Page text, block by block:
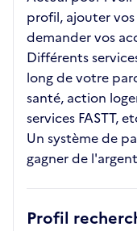
profil, ajouter
demander vos
Différents
long de votre
santé, action
services FASTT,
Un système de
gagner de
Profil